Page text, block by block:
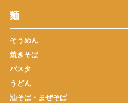
麺
そうめん
焼きそば
パスタ
うどん
油そば・まぜそば